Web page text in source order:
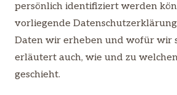
persönlich identifiziert werden
vorliegende
Daten wir erheben und wofür wir
erläutert auch, wie und zu
geschieht.